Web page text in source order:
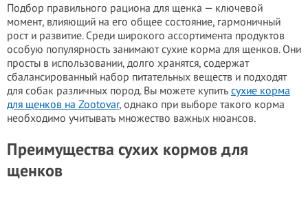
Подбор правильного рациона для щенка — ключевой
момент, влияющий на его общее состояние, гармоничный
рост и развитие. Среди широкого ассортимента продуктов
особую популярность занимают сухие корма для щенков. Они
просты в использовании, долго хранятся, содержат
сбалансированный набор питательных веществ и подходят
для собак различных пород. Вы можете купить сухие корма
для щенков на Zootovar, однако при выборе такого корма
необходимо учитывать множество важных нюансов.
Преимущества сухих кормов для
щенков